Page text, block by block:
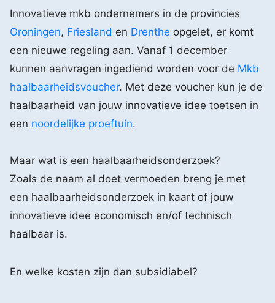
Innovatieve mkb ondernemers in de provincies
Groningen, Friesland en Drenthe opgelet, er komt
een nieuwe regeling aan. Vanaf 1 december
kunnen aanvragen ingediend worden voor de Mkb
haalbaarheidsvoucher. Met deze voucher kun je de
haalbaarheid van jouw innovatieve idee toetsen in
een noordelijke proeftuin.
Maar wat is een haalbaarheidsonderzoek?
Zoals de naam al doet vermoeden breng je met
een haalbaarheidsonderzoek in kaart of jouw
innovatieve idee economisch en/of technisch
haalbaar is.
En welke kosten zijn dan subsidiabel?